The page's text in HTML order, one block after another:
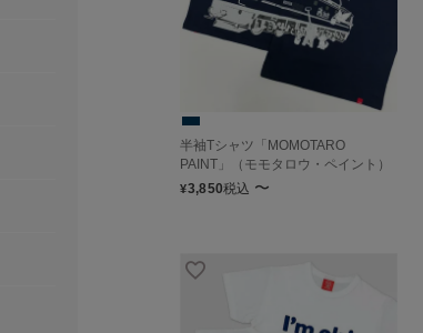
半袖Tシャツ「MOMOTARO
PAINT」（モモタロウ・ペイント）
¥3,850税込 〜